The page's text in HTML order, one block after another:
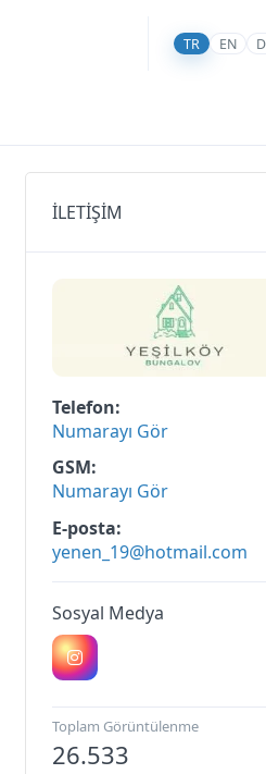
TR EN
İLETİŞİM
Telefon
Numarayı Gör
GSM
Numarayı Gör
E-posta
yenen_19@hotmail.com
Sosyal Medya
Toplam Görüntülenme
26.533